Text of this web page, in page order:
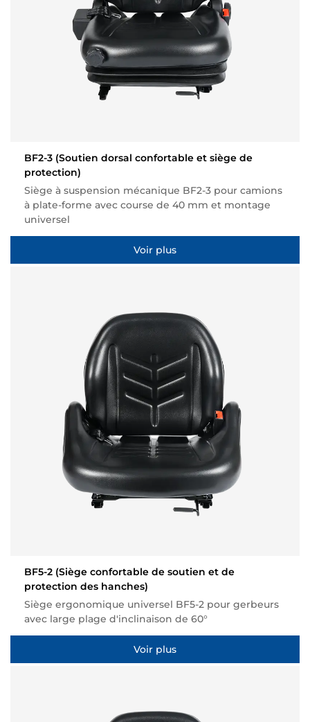
BF2-3 (Soutien dorsal confortable et siège de
protection)
Siège à suspension mécanique BF2-3 pour camions
à plate-forme avec course de 40 mm et montage
universel
Voir plus
BF5-2 (Siège confortable de soutien et de
protection des hanches)
Siège ergonomique universel BF5-2 pour gerbeurs
avec large plage d'inclinaison de 60°
Voir plus